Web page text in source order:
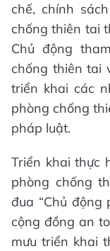
chế, chính
chống thiên tai
Chủ động
chống thiên tai
triển khai các
phòng chống
pháp luật.
Triển khai thực
phòng chống
đua “Chủ
cộng đồng an
mưu triển khai